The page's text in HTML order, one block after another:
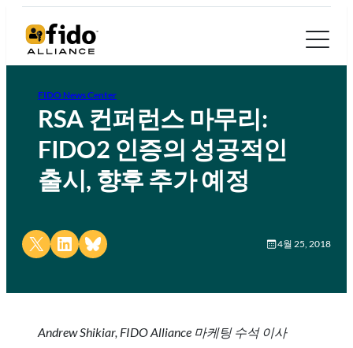
FIDO News Center
RSA 컨퍼런스 마무리:
FIDO2 인증의 성공적인
출시, 향후 추가 예정
Share on X Share on LinkedIn
Share on Bluesky 4월 25, 2018
Andrew Shikiar, FIDO Alliance 마케팅 수석 이사